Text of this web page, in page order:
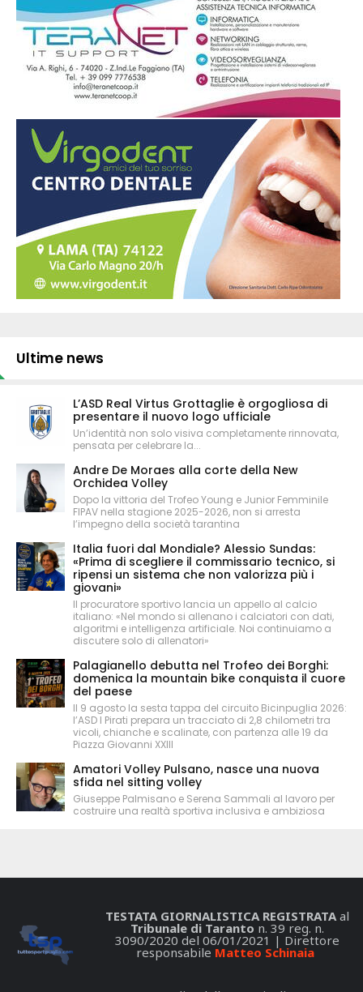
Ultime news
L’ASD Real Virtus Grottaglie è orgogliosa di
presentare il nuovo logo ufficiale
Un’identità non solo visiva completamente rinnovata,
pensata per celebrare la...
Andre De Moraes alla corte della New
Orchidea Volley
Dopo la vittoria del Trofeo Young e Junior Femminile
FIPAV nella stagione 2025-2026, non si arresta
l’impegno della società tarantina
Italia fuori dal Mondiale? Alessio Sundas:
«Prima di scegliere il commissario tecnico, si
ripensi un sistema che non valorizza più i
giovani»
Il procuratore sportivo lancia un appello al calcio
italiano: «Nel mondo si allenano i calciatori con dati,
algoritmi e intelligenza artificiale. Noi continuiamo a
discutere solo di allenatori»
Palagianello debutta nel Trofeo dei Borghi:
domenica la mountain bike conquista il cuore
del paese
Il 9 agosto la sesta tappa del circuito Bicinpuglia 2026:
l’ASD I Pirati prepara un tracciato di 2,8 chilometri tra
vicoli, chianche e scalinate, con partenza alle 19 da
Piazza Giovanni XXIII
Amatori Volley Pulsano, nasce una nuova
sfida nel sitting volley
Giuseppe Palmisano e Serena Sammali al lavoro per
costruire una realtà sportiva inclusiva e ambiziosa
TESTATA GIORNALISTICA REGISTRATAal
Tribunale di Taranto n. 39 reg. n.
3090/2020 del 06/01/2021 | Direttore
responsabile Matteo Schinaia